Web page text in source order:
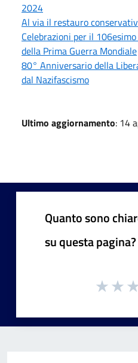
2024
Al via il restauro
Celebrazioni per il
della Prima Guerra Mondiale
80° Anniversario della
dal Nazifascismo
Ultimo aggiornamento: 14
Quanto sono
su questa pagina?